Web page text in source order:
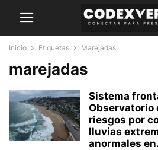
Inicio Etiquetas Marejadas
marejadas
Sistema
Observatorio
riesgos por
lluvias
anormales